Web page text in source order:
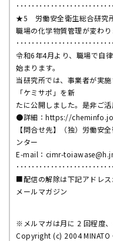
････････････････････････
★5 労働安全衛生総合研究
職場の化学物質管理が変わり
････････････････････････
令和6年4月より、職場で自
始まります。
当研究所では、事業者が実
「ケミサポ」を新
たに公開しました。是非ご活
●詳細：https://
【問合せ先】（独）労働安
ンター
E-mail：cimr-
････････････････････････
■配信の解除は下記アドレス
メールマガジン
※メルマガは月に 2 回程度、
Copyright (c) 2004 MINATO